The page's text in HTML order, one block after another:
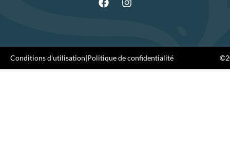
Conditions d'utilisation|Politique de confidentialité